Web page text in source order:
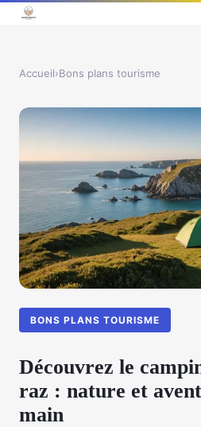
Accueil›Bons plans tourisme
BONS PLANS TOURISME
Découvrez le
raz : nature et
main